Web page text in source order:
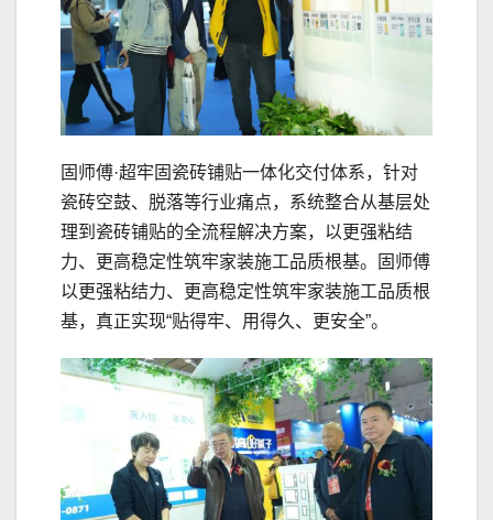
固师傅·超牢固瓷砖铺贴一体化交付体系，针对
瓷砖空鼓、脱落等行业痛点，系统整合从基层处
理到瓷砖铺贴的全流程解决方案，以更强粘结
力、更高稳定性筑牢家装施工品质根基。固师傅
以更强粘结力、更高稳定性筑牢家装施工品质根
基，真正实现“贴得牢、用得久、更安全”。